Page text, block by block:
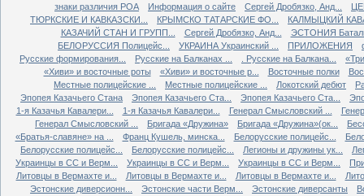
знаки различия РОА
Информация о сайте Сергей Дробязко, Анд...
ТЮРКСКИЕ И КАВКАЗСКИ...
КРЫМСКО ТАТАРСКИЕ ФО...
КАЛМЫЦКИЙ
КАЗАЧИЙ СТАН И ГРУПП...
Сергей Дробязко, Анд...
ЭСТОНИЯ
БЕЛОРУССИЯ Полицейс...
УКРАИНА Украинский ... ПРИЛОЖЕНИЯ
Русские формирования...
Русские на Балканах ... . Русские на Балкана...
«Хиви» и восточные роты
«Хиви» и восточные р... Восточные полки
Местные полицейские ...
Местные полицейские ... Локотский дебют
Эпопея Казачьего Стана
Эпопея Казачьего Ста... Эпопея Казачьего Ста...
1-я Казачья Кавалери...
1-я Казачья Кавалери... Генерал Смысловский ...
Генерал Смысловский ...
Бригада «Дружина» Бригада «Дружина»(ок...
«Братья-славяне» на ...
Франц Кушель, минска... Белорусские полицейс...
Белорусские полицейс...
Белорусские полицейс... Легионы и дружины ук...
Украинцы в СС и Верм...
Украинцы в СС и Верм... Украинцы в СС и Верм...
Литовцы в Вермахте и...
Литовцы в Вермахте и... Литовцы в Вермахте и...
Эстонские диверсионн...
Эстонские части Верм... Эстонские диверсанты